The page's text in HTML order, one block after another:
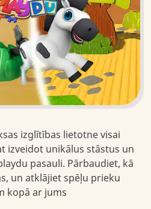
izglītības lietotne visai
izveidot unikālus stāstus un
pasauli. Pārbaudiet, kā
un atklājiet spēļu prieku
kopā ar jums